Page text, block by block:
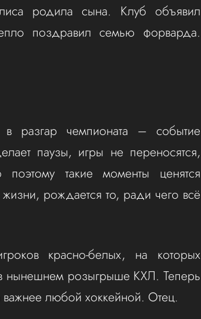
родила сына. Клуб объявил
поздравил семью форварда.
в разгар чемпионата – событие
паузы, игры не переносятся,
такие моменты ценятся
рождается то, ради чего всё
красно-белых, на которых
в нынешнем розыгрыше КХЛ. Теперь
любой хоккейной. Отец.